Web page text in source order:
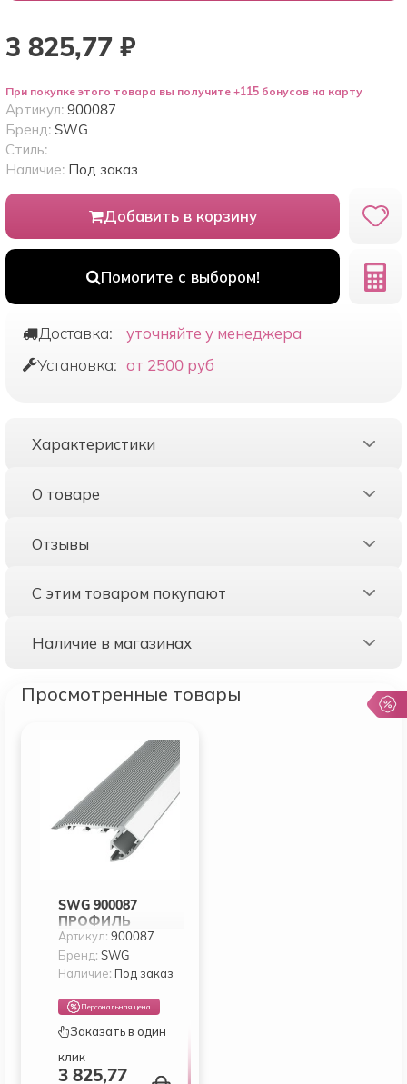
3 825,77 ₽
При покупке этого товара вы получите +115 бонусов на карту
Добавить в корзину
Помогите с выбором!
Артикул: 900087
Бренд: SWG
Стиль:
Наличие: Под заказ
Доставка:
уточняйте у менеджера
Установка: от 2500 руб
Характеристики
О товаре
Отзывы
С этим товаром покупают
Наличие в магазинах
Просмотренные товары
SWG 900087
ПРОФИЛЬ
АЛЮМИНИЕВЫЙ
SWG ARC-
2744STEP
Артикул:900087
Бренд:SWG
Наличие: Под заказ
Персональная цена
Заказать в один
клик
3 825,77